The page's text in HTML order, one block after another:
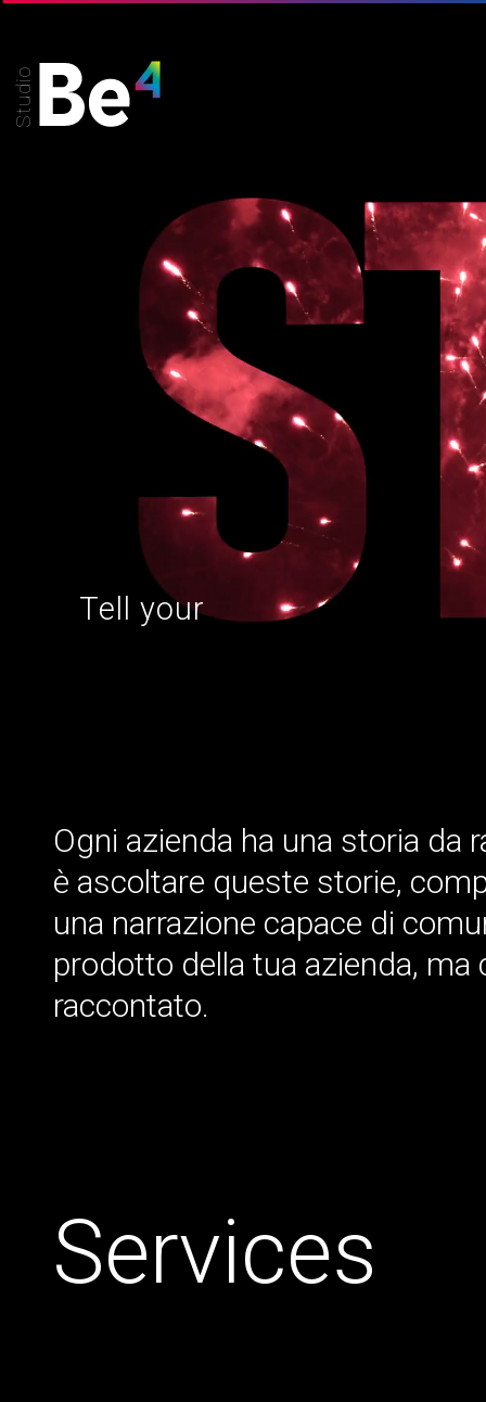
Studio
Tell your
Ogni azienda ha una storia da
è ascoltare queste storie,
una narrazione capace di
prodotto della tua azienda,
raccontato.
Services